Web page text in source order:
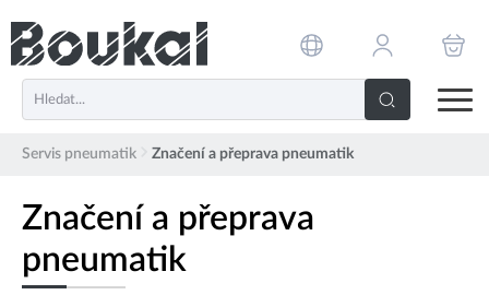
Servis pneumatik Značení a přeprava pneumatik
Značení a přeprava
pneumatik